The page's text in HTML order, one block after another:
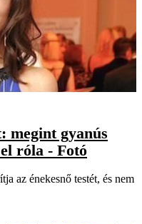
megint gyanús
róla - Fotó
az énekesnő testét, és nem